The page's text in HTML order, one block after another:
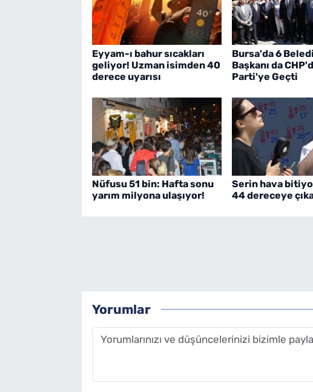
Eyyam-ı bahur sıcakları
geliyor! Uzman isimden 40
derece uyarısı
Bursa'da 6
Başkanı da
Parti'ye Geçti
Nüfusu 51 bin: Hafta sonu
yarım milyona ulaşıyor!
Serin hava
44 dereceye
Yorumlar